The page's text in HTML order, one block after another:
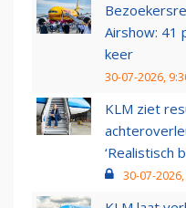
Airshow: 41
keer
30-07-2026,
KLM ziet
‘Realistisch
30-07-